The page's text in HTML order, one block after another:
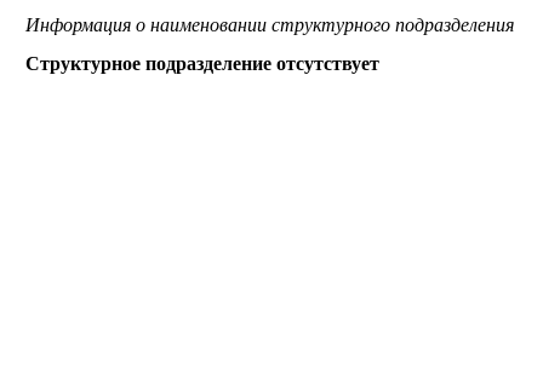
Информация о наименовании структурного подразделения
Структурное подразделение отсутствует